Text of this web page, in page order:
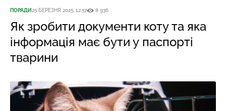
ПОРАДИ25 БЕРЕЗНЯ 2025, 12:57 8 936
Як зробити документи коту та яка
інформація має бути у паспорті
тварини